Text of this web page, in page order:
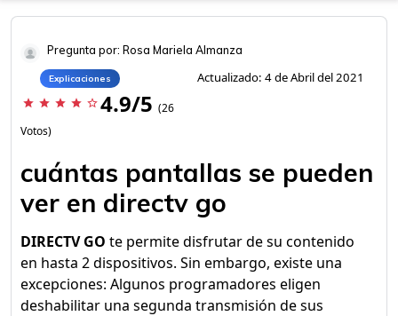
Pregunta por: Rosa Mariela Almanza
Explicaciones Actualizado: 4 de Abril del 2021
star star star star star_border 4.9/5 (26
Votos)
cuántas pantallas se pueden
ver en directv go
DIRECTV GO te permite disfrutar de su contenido
en hasta 2 dispositivos. Sin embargo, existe una
excepciones: Algunos programadores eligen
deshabilitar una segunda transmisión de sus